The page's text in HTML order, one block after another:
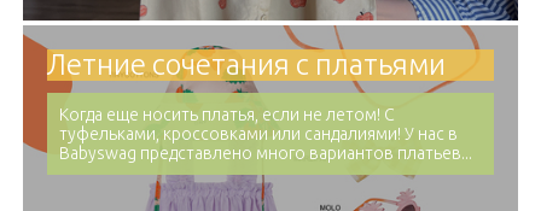
Летние сочетания с платьями
Когда еще носить платья, если не летом! С
туфельками, кроссовками или сандалиями! У нас в
Babyswag представлено много вариантов платьев...